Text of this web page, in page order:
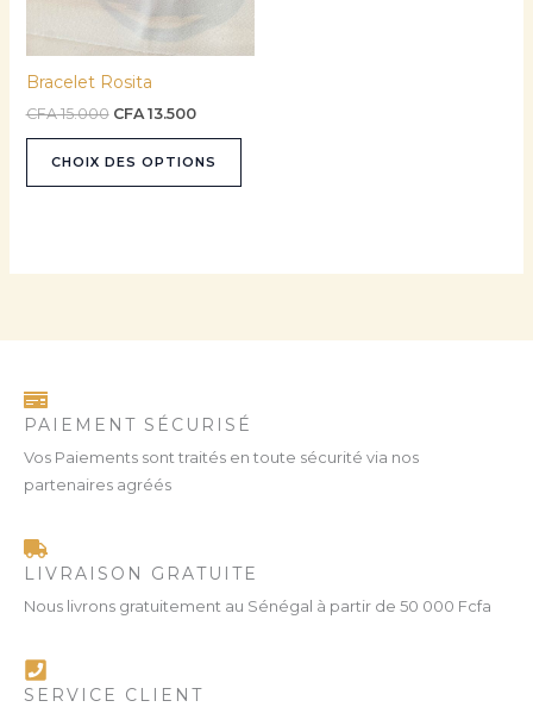
Bracelet Rosita
CFA15.000 CFA13.500
CHOIX DES OPTIONS
être
la
du
PAIEMENT SÉCURISÉ
Vos Paiements sont traités en toute sécurité via nos
partenaires agréés
LIVRAISON GRATUITE
Nous livrons gratuitement au Sénégal à partir de 50 000 Fcfa
SERVICE CLIENT